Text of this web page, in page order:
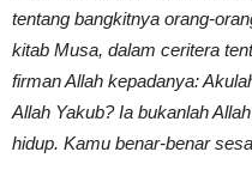
tentang bangkitnya orang-
kitab Musa, dalam ceritera
firman Allah kepadanya:
Allah Yakub? Ia bukanlah
hidup. Kamu benar-benar